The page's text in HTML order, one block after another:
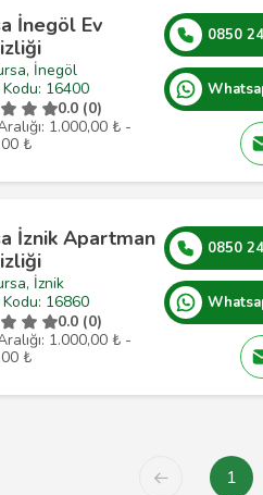
İnegöl Ev
İnegöl
16400
0.0 (0)
1.000,00 ₺ -
₺
0850
İznik Apartman
İznik
16860
0.0 (0)
1.000,00 ₺ -
₺
0850
1